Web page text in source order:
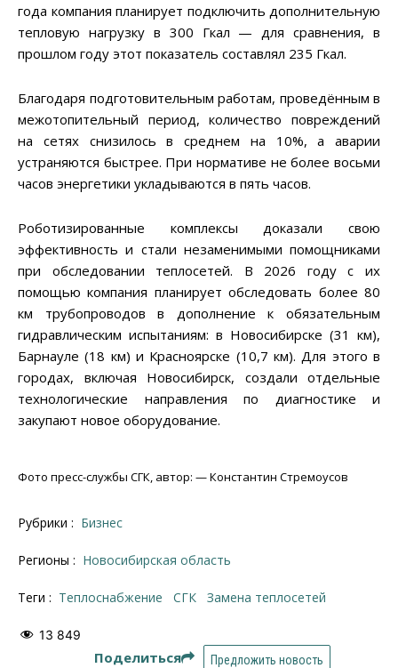
года компания планирует подключить дополнительную
тепловую нагрузку в 300 Гкал — для сравнения, в
прошлом году этот показатель составлял 235 Гкал.
Благодаря подготовительным работам, проведённым в
межотопительный период, количество повреждений
на сетях снизилось в среднем на 10%, а аварии
устраняются быстрее. При нормативе не более восьми
часов энергетики укладываются в пять часов.
Роботизированные комплексы доказали свою
эффективность и стали незаменимыми помощниками
при обследовании теплосетей. В 2026 году с их
помощью компания планирует обследовать более 80
км трубопроводов в дополнение к обязательным
гидравлическим испытаниям: в Новосибирске (31 км),
Барнауле (18 км) и Красноярске (10,7 км). Для этого в
городах, включая Новосибирск, создали отдельные
технологические направления по диагностике и
закупают новое оборудование.
Фото пресс-службы СГК, автор: — Константин Стремоусов
Рубрики : Бизнес
Регионы : Новосибирская область
Теги : теплоснабжение СГК замена теплосетей
13 849
Поделиться Предложить новость